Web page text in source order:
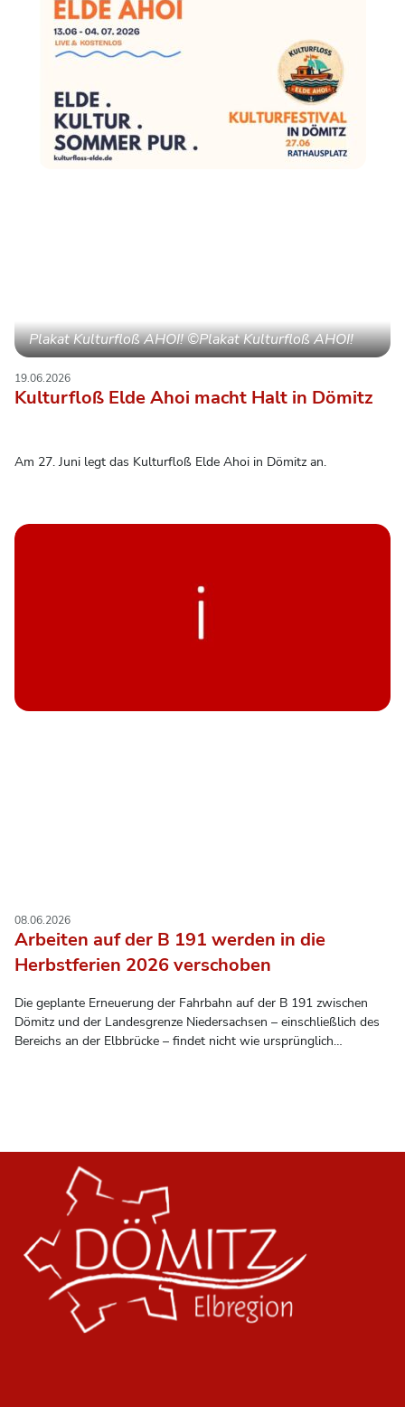
Plakat Kulturfloß AHOI! ©Plakat Kulturfloß AHOI!
Kulturfloß Elde Ahoi macht Halt in Dömitz
19.06.2026
Am 27. Juni legt das Kulturfloß Elde Ahoi in Dömitz an.
Arbeiten auf der B 191 werden in die
Herbstferien 2026 verschoben
08.06.2026
Die geplante Erneuerung der Fahrbahn auf der B 191 zwischen
Dömitz und der Landesgrenze Niedersachsen – einschließlich des
Bereichs an der Elbbrücke – findet nicht wie ursprünglich